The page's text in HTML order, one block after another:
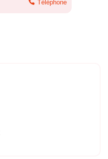
Téléphone